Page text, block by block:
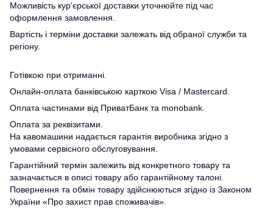
Можливість кур'єрської доставки уточнюйте під час
оформлення замовлення.
Вартість і терміни доставки залежать від обраної служби та
регіону.
Готівкою при отриманні.
Онлайн-оплата банківською карткою Visa / Mastercard.
Оплата частинами від ПриватБанк та monobank.
Оплата за реквізитами.
На кавомашини надається гарантія виробника згідно з
умовами сервісного обслуговування.
Гарантійний термін залежить від конкретного товару та
зазначається в описі товару або гарантійному талоні.
Повернення та обмін товару здійснюються згідно із Законом
України «Про захист прав споживачів».